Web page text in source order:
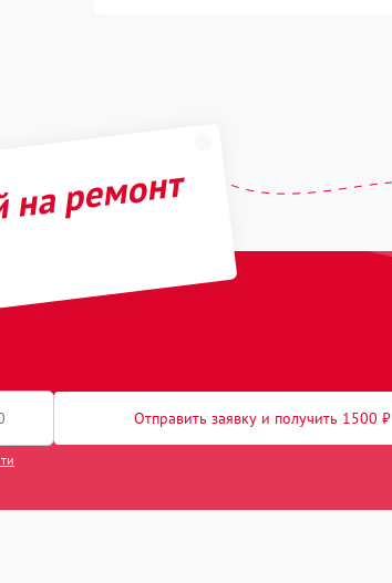
ремонт
Отправить заявку и получить 1500 ₽